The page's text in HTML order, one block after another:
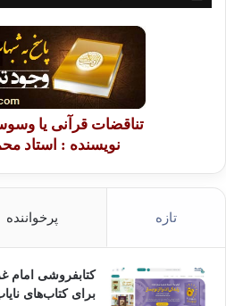
تناقضات قرآنی یا
نویسنده : استاد
تازه پرخواننده
کتابفروشی امام
برای کتاب‌های